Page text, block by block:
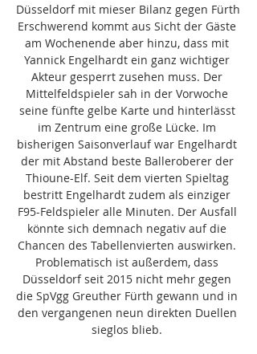
Düsseldorf mit mieser Bilanz gegen Fürth
Erschwerend kommt aus Sicht der Gäste
am Wochenende aber hinzu, dass mit
Yannick Engelhardt ein ganz wichtiger
Akteur gesperrt zusehen muss. Der
Mittelfeldspieler sah in der Vorwoche
seine fünfte gelbe Karte und hinterlässt
im Zentrum eine große Lücke. Im
bisherigen Saisonverlauf war Engelhardt
der mit Abstand beste Balleroberer der
Thioune-Elf. Seit dem vierten Spieltag
bestritt Engelhardt zudem als einziger
F95-Feldspieler alle Minuten. Der Ausfall
könnte sich demnach negativ auf die
Chancen des Tabellenvierten auswirken.
Problematisch ist außerdem, dass
Düsseldorf seit 2015 nicht mehr gegen
die SpVgg Greuther Fürth gewann und in
den vergangenen neun direkten Duellen
sieglos blieb.